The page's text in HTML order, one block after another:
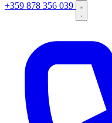
+359 878 356 039